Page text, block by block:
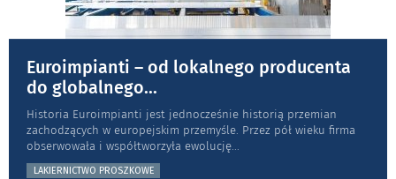
Euroimpianti – od lokalnego producenta
do globalnego...
Historia Euroimpianti jest jednocześnie historią przemian
zachodzących w europejskim przemyśle. Przez pół wieku firma
obserwowała i współtworzyła ewolucję...
LAKIERNICTWO PROSZKOWE